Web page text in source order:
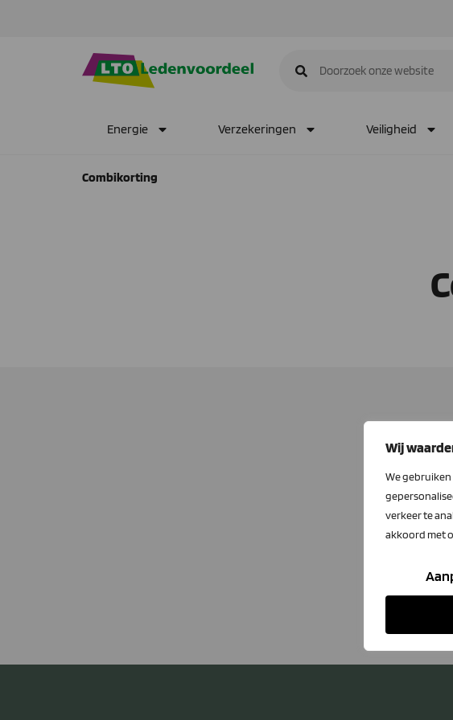
Wij
We
verkeer te
akkoord met
Energie Verzekeringen Veiligheid
Combikorting